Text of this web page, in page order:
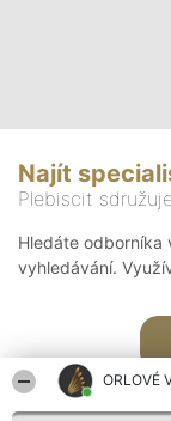
ORLOVÉ
Najít
Plebiscit
Hledáte odborníka
vyhledávání.